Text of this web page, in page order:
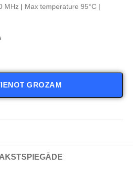
MHz | Max temperature 95°C |
GROZAM
PIEGĀDE